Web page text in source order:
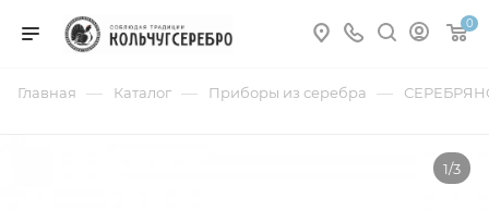
0
Главная — Каталог — Приборы из серебра —
1/3